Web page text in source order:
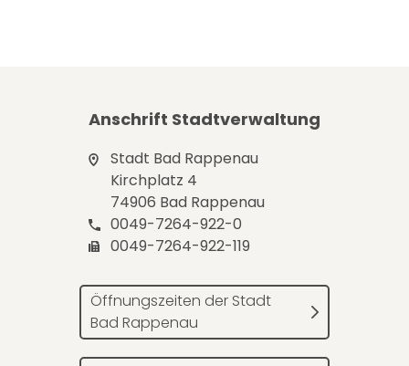
Anschrift Stadtverwaltung
Stadt Bad Rappenau
Kirchplatz 4
74906 Bad Rappenau
0049-7264-922-0
0049-7264-922-119
Öffnungszeiten der Stadt
Bad Rappenau